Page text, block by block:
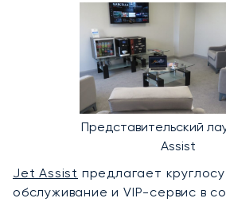
Представительский
Assist
Jet Assist предлагает
обслуживание и VIP-сервис в